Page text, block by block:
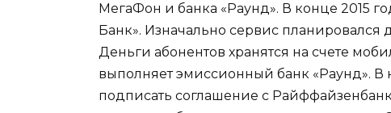
МегаФон и банка «Раунд». В конце 2015
Банк». Изначально сервис
Деньги абонентов хранятся на счете
выполняет эмиссионный банк «Раунд».
подписать соглашение с